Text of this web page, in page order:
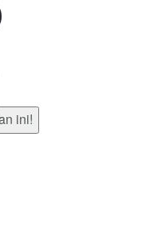
ini!